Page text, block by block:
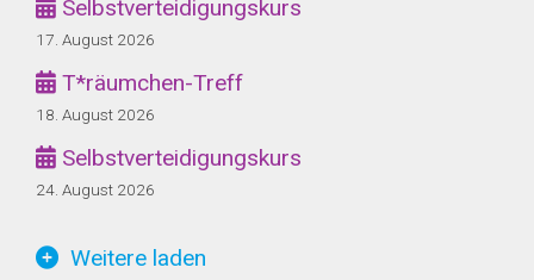
Selbstverteidigungskurs
17. August 2026
T*räumchen-Treff
18. August 2026
Selbstverteidigungskurs
24. August 2026
Weitere laden